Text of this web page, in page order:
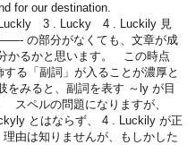
for our destination.
3 . Lucky 4 . Luckily 見
の部分がなくても、文章が成
かるかと思います。 この時点
る「副詞」が入ることが濃厚と
をみると、副詞を表す ～ly が目
スペルの問題になりますが、
とはならず、 4 . Luckily が正
由は知りませんが、もしかした